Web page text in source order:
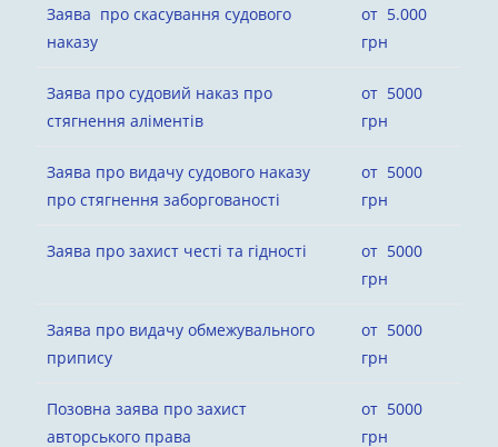
Заява про скасування судового
наказу
от 5.000
грн
Заява про судовий наказ про
стягнення аліментів
от 5000
грн
Заява про видачу судового наказу
про стягнення заборгованості
от 5000
грн
Заява про захист честі та гідності
от 5000
грн
Заява про видачу обмежувального
припису
от 5000
грн
Позовна заява про захист
авторського права
от 5000
грн